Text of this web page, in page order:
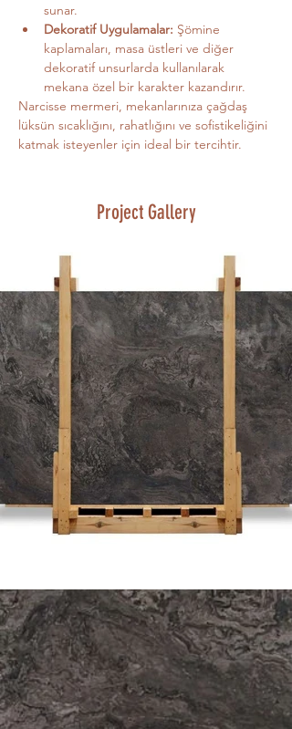
sunar.
Dekoratif Uygulamalar: Şömine
kaplamaları, masa üstleri ve diğer
dekoratif unsurlarda kullanılarak
mekana özel bir karakter kazandırır.
Narcisse mermeri, mekanlarınıza çağdaş
lüksün sıcaklığını, rahatlığını ve sofistikeliğini
katmak isteyenler için ideal bir tercihtir.
Project Gallery